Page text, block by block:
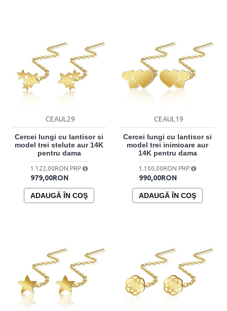
CEAUL29
Cercei lungi cu lantisor si
model trei stelute aur 14K
pentru dama
979,00RON
1.122,00RON PRP
ADAUGĂ ÎN COŞ
CEAUL19
Cercei lungi cu lantisor si
model trei inimioare aur
14K pentru dama
990,00RON
1.100,00RON PRP
ADAUGĂ ÎN COŞ